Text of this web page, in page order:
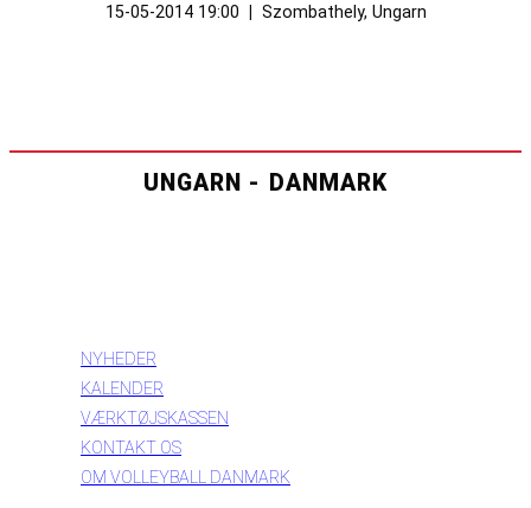
15-05-2014 19:00 Szombathely, Ungarn
UNGARN - DANMARK
NYHEDER
KALENDER
VÆRKTØJSKASSEN
KONTAKT OS
OM VOLLEYBALL DANMARK